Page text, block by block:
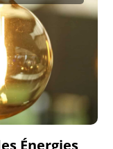
Énergies